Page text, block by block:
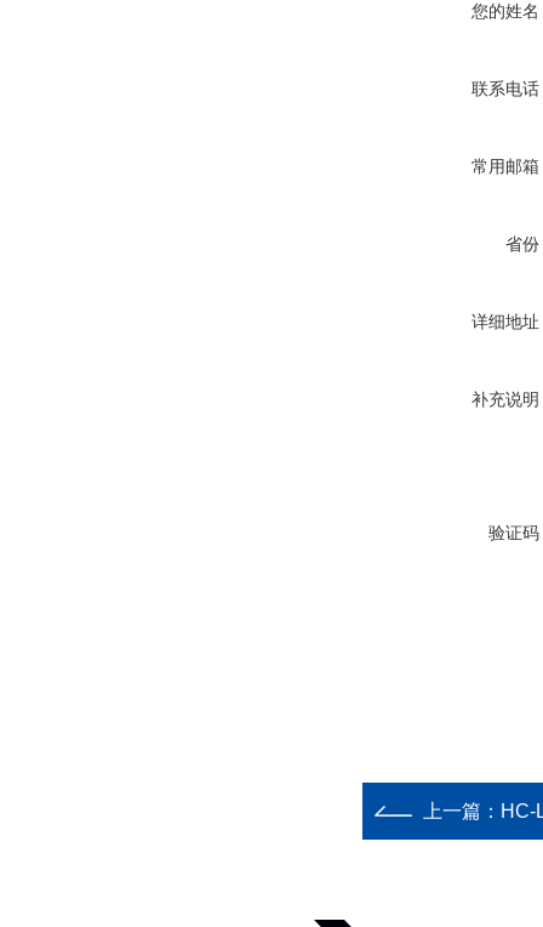
您的姓名
联系电话
常用邮箱
省份
详细地址
补充说明
验证码
上一篇： HC-